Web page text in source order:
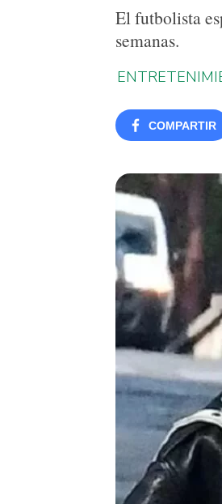
El futbolista
semanas.
COMPARTIR